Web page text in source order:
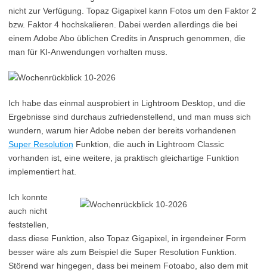
nicht zur Verfügung. Topaz Gigapixel kann Fotos um den Faktor 2
bzw. Faktor 4 hochskalieren. Dabei werden allerdings die bei
einem Adobe Abo üblichen Credits in Anspruch genommen, die
man für KI-Anwendungen vorhalten muss.
Ich habe das einmal ausprobiert in Lightroom Desktop, und die
Ergebnisse sind durchaus zufriedenstellend, und man muss sich
wundern, warum hier Adobe neben der bereits vorhandenen
Super Resolution Funktion, die auch in Lightroom Classic
vorhanden ist, eine weitere, ja praktisch gleichartige Funktion
implementiert hat.
Ich konnte
auch nicht
feststellen,
dass diese Funktion, also Topaz Gigapixel, in irgendeiner Form
besser wäre als zum Beispiel die Super Resolution Funktion.
Störend war hingegen, dass bei meinem Fotoabo, also dem mit